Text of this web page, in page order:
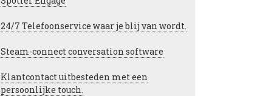
24/7 Telefoonservice waar je blij van wordt.
Steam-connect conversation software
Klantcontact uitbesteden met een
persoonlijke touch.